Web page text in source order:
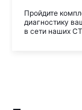
Пройдите
диагностику
в сети наших